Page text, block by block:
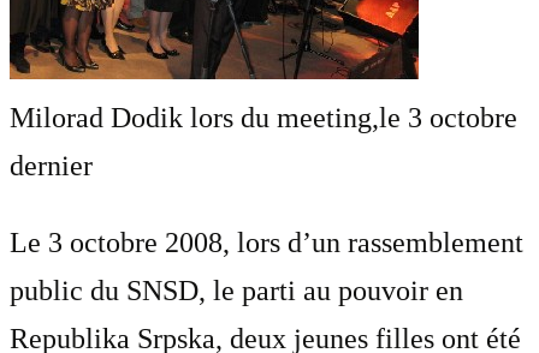
Milorad Dodik lors du meeting,le 3 octobre
dernier
Le 3 octobre 2008, lors d’un rassemblement
public du SNSD, le parti au pouvoir en
Republika Srpska, deux jeunes filles ont été